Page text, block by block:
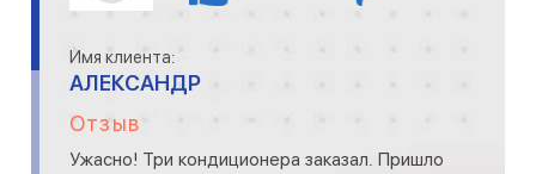
Имя клиента:
АЛЕКСАНДР
Отзыв
Ужасно! Три кондиционера заказал. Пришло